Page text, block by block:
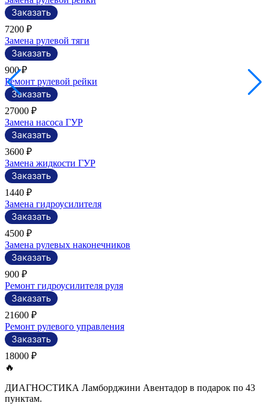
7200 ₽
Замена рулевой тяги
900 ₽
Ремонт рулевой рейки
27000 ₽
Замена насоса ГУР
3600 ₽
Замена жидкости ГУР
1440 ₽
Замена гидроусилителя
4500 ₽
Замена рулевых наконечников
900 ₽
Ремонт гидроусилителя руля
21600 ₽
Ремонт рулевого управления
18000 ₽
🔥
ДИАГНОСТИКА Ламборджини Авентадор в подарок по 43
пунктам.